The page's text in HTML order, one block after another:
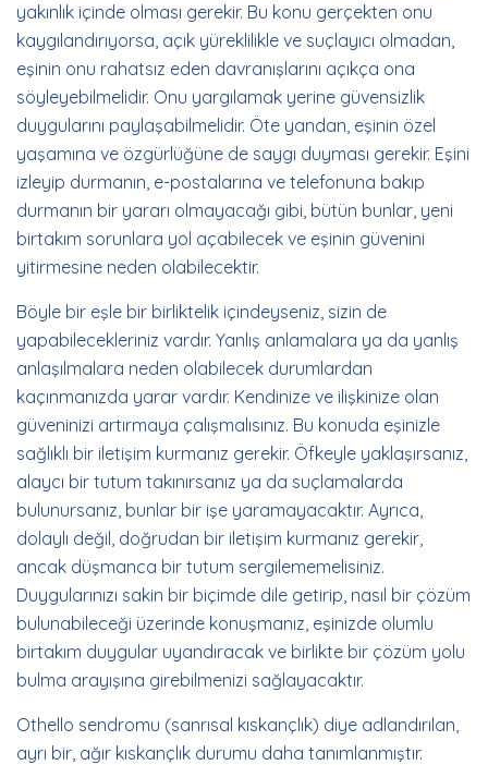
yakınlık içinde olması gerekir. Bu konu gerçekten onu
kaygılandırıyorsa, açık yüreklilikle ve suçlayıcı olmadan,
eşinin onu rahatsız eden davranışlarını açıkça ona
söyleyebilmelidir. Onu yargılamak yerine güvensizlik
duygularını paylaşabilmelidir. Öte yandan, eşinin özel
yaşamına ve özgürlüğüne de saygı duyması gerekir. Eşini
izleyip durmanın, e-postalarına ve telefonuna bakıp
durmanın bir yararı olmayacağı gibi, bütün bunlar, yeni
birtakım sorunlara yol açabilecek ve eşinin güvenini
yitirmesine neden olabilecektir.
Böyle bir eşle bir birliktelik içindeyseniz, sizin de
yapabilecekleriniz vardır. Yanlış anlamalara ya da yanlış
anlaşılmalara neden olabilecek durumlardan
kaçınmanızda yarar vardır. Kendinize ve ilişkinize olan
güveninizi artırmaya çalışmalısınız. Bu konuda eşinizle
sağlıklı bir iletişim kurmanız gerekir. Öfkeyle yaklaşırsanız,
alaycı bir tutum takınırsanız ya da suçlamalarda
bulunursanız, bunlar bir işe yaramayacaktır. Ayrıca,
dolaylı değil, doğrudan bir iletişim kurmanız gerekir,
ancak düşmanca bir tutum sergilememelisiniz.
Duygularınızı sakin bir biçimde dile getirip, nasıl bir çözüm
bulunabileceği üzerinde konuşmanız, eşinizde olumlu
birtakım duygular uyandıracak ve birlikte bir çözüm yolu
bulma arayışına girebilmenizi sağlayacaktır.
Othello sendromu (sanrısal kıskançlık) diye adlandırılan,
ayrı bir, ağır kıskançlık durumu daha tanımlanmıştır.